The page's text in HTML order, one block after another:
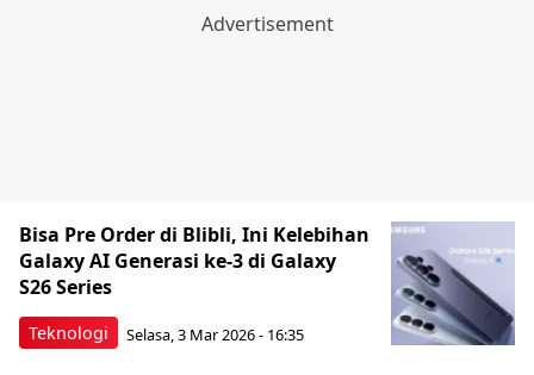
Teknologi
Bisa Pre Order di Blibli, Ini Kelebihan
Galaxy AI Generasi ke-3 di Galaxy
S26 Series
Selasa, 3 Mar 2026 - 16:35